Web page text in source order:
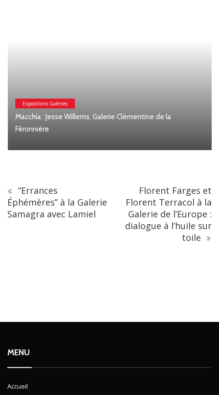
Expositions Galeries
Macchia : Jesse Willems, Galerie Clémentine de la
Féronnière
“Errances
Éphémères” à la Galerie
Samagra avec Lamiel
Florent Farges et
Florent Terracol à la
Galerie de l’Europe :
dialogue à l’huile sur
toile
MENU
Accueil